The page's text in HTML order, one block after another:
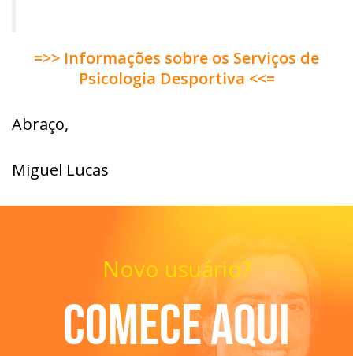
=>> Informações sobre os Serviços de
Psicologia Desportiva <<=
Abraço,
Miguel Lucas
Novo usuário?
Comece aqui